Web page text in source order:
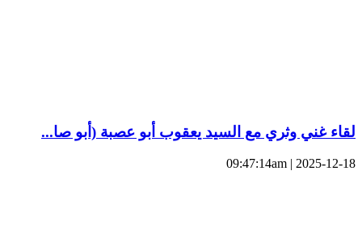
لقاء غني وثري مع السيد يعقوب أبو عصبة (أبو صا...
2025-12-18 | 09:47:14am